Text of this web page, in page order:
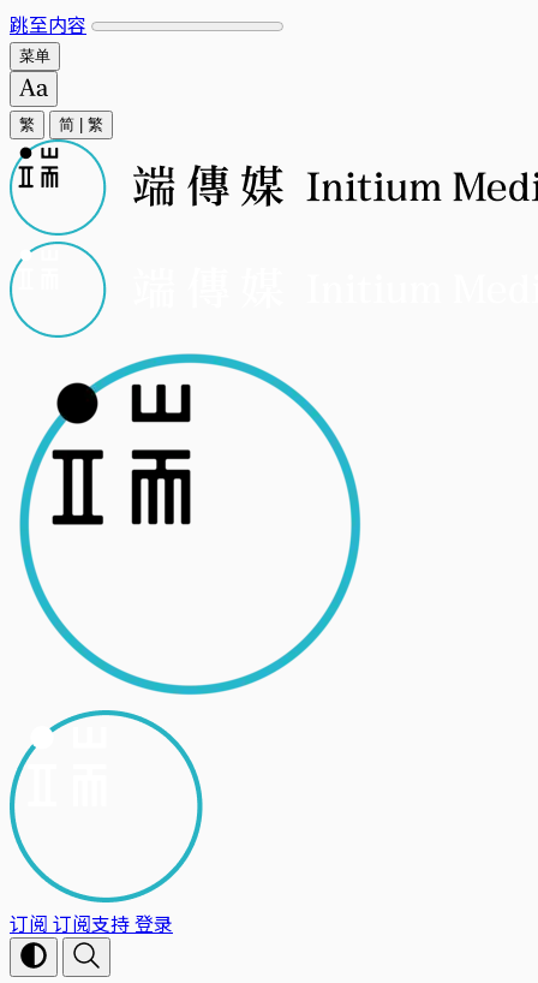
跳至内容
菜单
繁 简 繁
订阅 订阅支持登录